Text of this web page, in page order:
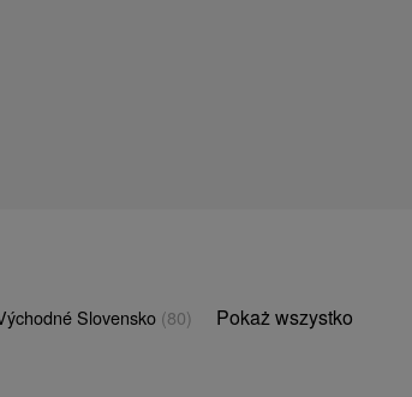
Slovensko (80) Pokaż wszystko